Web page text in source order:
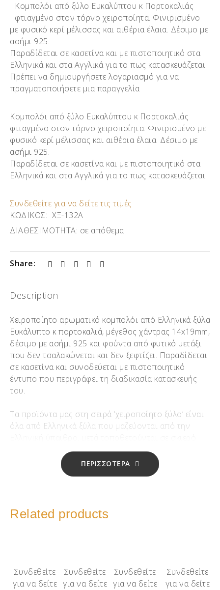
Κομπολόι από ξύλο Ευκαλύπτου κ Πορτοκαλιάς
φτιαγμένο στον τόρνο χειροποίητα. Φινιρισμένο
με φυσικό κερί μέλισσας και αιθέρια έλαια. Δέσιμο με
ασήμι 925.
Παραδίδεται σε κασετίνα και με πιστοποιητικό στα
Ελληνικά και στα Αγγλικά για το πως κατασκευάζεται!
Πρέπει να δημιουργήσετε λογαριασμό για να
πραγματοποιήσετε μια παραγγελία
Κομπολόι από ξύλο Ευκαλύπτου κ Πορτοκαλιάς
φτιαγμένο στον τόρνο χειροποίητα. Φινιρισμένο με
φυσικό κερί μέλισσας και αιθέρια έλαια. Δέσιμο με
ασήμι 925.
Παραδίδεται σε κασετίνα και με πιστοποιητικό στα
Ελληνικά και στα Αγγλικά για το πως κατασκευάζεται!
Συνδεθείτε για να δείτε τις τιμές
ΚΩΔΙΚΟΣ: ΧΞ-132Α
ΔΙΑΘΕΣΙΜΟΤΗΤΑ: σε απόθεμα
Share:
Description
Χειροποίητο αρωματικό κομπολόι από Ελληνικά ξύλα
Ευκάλυπτο κ πορτοκαλιά, μέγεθος χάντρας 14x19mm,
δέσιμο με ασήμι 925 και φούντα από φυτικό μετάξι
που δεν τσαλακώνεται και δεν ξεφτίζει. Παραδίδεται
σε κασετίνα και συνοδεύεται με πιστοποιητικό
έντυπο που περιγράφει τη διαδικασία κατασκευής
του.
Τα προϊόντα μας στη σειρά ‘χειροποίητο ξύλο’ είναι
όλα από Ελληνικά ξύλα που μαζεύονται από την
μέρος και σκεπάζονται με πριονίδι για περίπου 12
έως 16 μήνες αναλόγως το ξύλο, ώστε να
αποβάλουν κάθε ίχνος υγρασίας!
επεξεργασία μίας – μίας χάντρας σε τόρνο
σμιλεύοντάς την με το χέρι. Αφού της δώσουμε το
φυσικό κερί μέλισσας και αιθέρια έλαια.
ΠΕΡΙΣΣΟΤΕΡΑ
Related products
Συνδεθείτε
για να δείτε
Συνδεθείτε
για να δείτε
Συνδεθείτε
για να δείτε
Συνδεθείτε
για να δείτε